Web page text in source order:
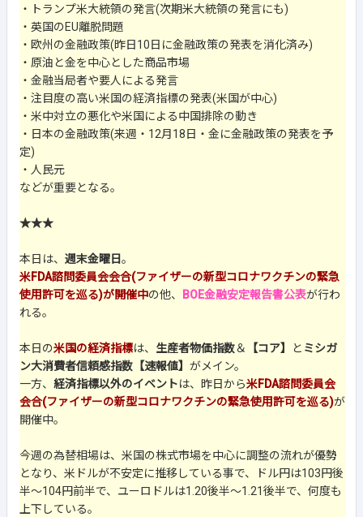
・トランプ米大統領の発言(次期米大統領の発言にも)
・英国のEU離脱問題
・欧州の金融政策(昨日10日に金融政策の発表を消化済み)
・原油と金を中心とした商品市場
・金融当局者や要人による発言
・注目度の高い米国の経済指標の発表(米国が中心)
・米中対立の悪化や米国による中国排除の動き
・日本の金融政策(来週・12月18日・金に金融政策の発表を予
定)
・人民元
などが重要となる。
★★★
本日は、 週末金曜日。
米FDA諮問委員会会合(ファイザーの新型コロナワクチンの緊急
使用許可を巡る)が開催中の他、 BOE金融安定報告書公表が行わ
れる。
本日の米国の経済指標は、 生産者物価指数＆ 【コア】 と ミシガ
ン大消費者信頼感指数【速報値】 がメイン。
一方、 経済指標以外のイベントは、昨日から米FDA諮問委員会
会合(ファイザーの新型コロナワクチンの緊急使用許可を巡る)が
開催中。
今週の為替相場は、米国の株式市場を中心に調整の流れが優勢
となり、米ドルが不安定に推移している事で、ドル円は103円後
半～104円前半で、ユーロドルは1.20後半～1.21後半で、何度も
上下している。